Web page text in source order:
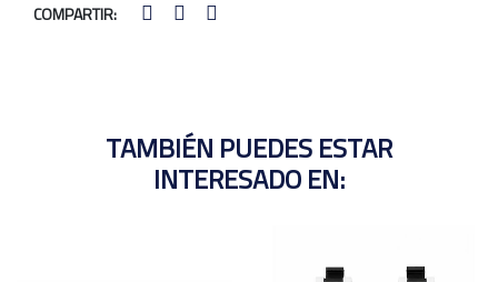
COMPARTIR:
TAMBIÉN PUEDES ESTAR
INTERESADO EN: